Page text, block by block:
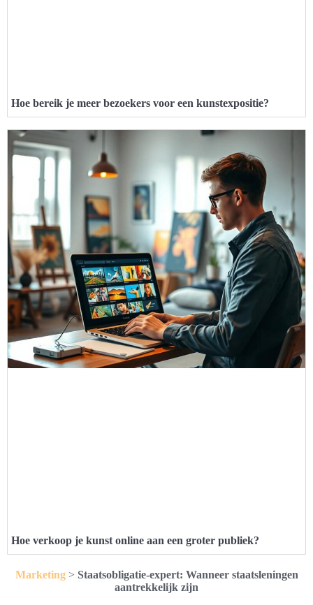
Hoe bereik je meer bezoekers voor een kunstexpositie?
Hoe verkoop je kunst online aan een groter publiek?
Marketing> Staatsobligatie-expert: Wanneer staatsleningen
aantrekkelijk zijn